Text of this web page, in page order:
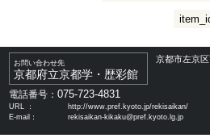
お問い合わせ先
京都府立京都学・歴彩館
京都市左京
電話番号：075-723-4831
URL ：
http://www.pref.kyoto.jp/rekisaikan/
E-mail：
rekisaikan-kikaku@pref.kyoto.lg.jp